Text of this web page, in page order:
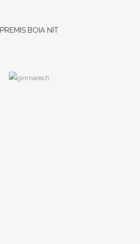
PREMIS BOIA NIT